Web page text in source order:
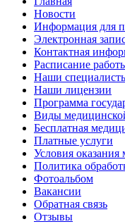
Новости
Информация для
Электронная
Контактная
Расписание
Наши
Наши лицензии
Программа
Виды
Бесплатная
Платные услуги
Условия
Политика
Фотоальбом
Вакансии
Обратная связь
Отзывы